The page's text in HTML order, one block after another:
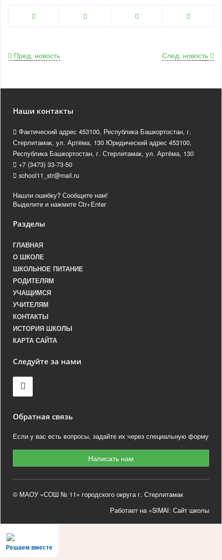
След. новость
Пред. новость
Наши контакты
Фактический адрес 453100, Республика Башкортостан, г.
Стерлитамак, ул. Артёма, 130 Юридический адрес 453100,
Республика Башкортостан, г. Стерлитамак, ул. Артёма, 130
+7 (3473) 33-73-50
school11_str@mail.ru
Нашли ошибку? Сообщите нам!
Выделите и нажмите Ctr+Enter
Разделы
ГЛАВНАЯ
О ШКОЛЕ
ШКОЛЬНОЕ ПИТАНИЕ
РОДИТЕЛЯМ
УЧАЩИМСЯ
УЧИТЕЛЯМ
КОНТАКТЫ
ИСТОРИЯ ШКОЛЫ
КАРТА САЙТА
Следуйте за нами
Обратная связь
Если у вас есть вопросы, задайте их через специальную форму
Написать нам
© МАОУ «СОШ № 11» городского округа г. Стерлитамак
Работает на «SIMAI: Сайт школы
Решаем вместе